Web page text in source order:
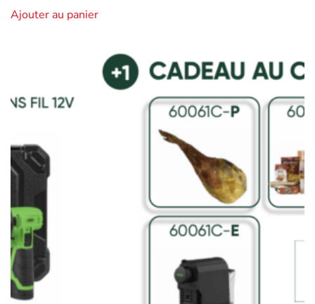
Ajouter au panier